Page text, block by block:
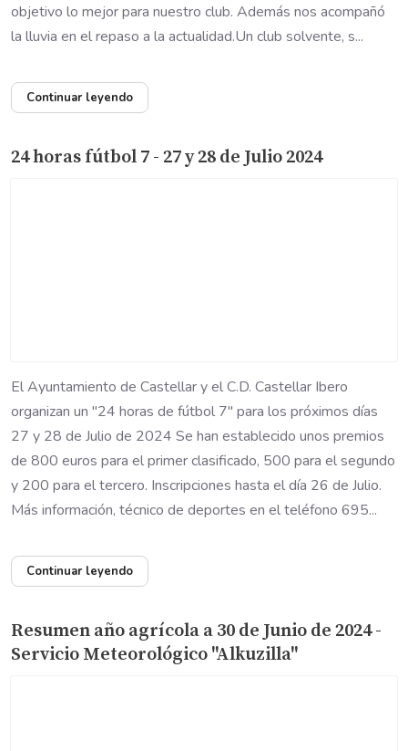
objetivo lo mejor para nuestro club. Además nos acompañó
la lluvia en el repaso a la actualidad.Un club solvente, s...
Continuar leyendo
24 horas fútbol 7 - 27 y 28 de Julio 2024
El Ayuntamiento de Castellar y el C.D. Castellar Ibero
organizan un "24 horas de fútbol 7" para los próximos días
27 y 28 de Julio de 2024 Se han establecido unos premios
de 800 euros para el primer clasificado, 500 para el segundo
y 200 para el tercero. Inscripciones hasta el día 26 de Julio.
Más información, técnico de deportes en el teléfono 695...
Continuar leyendo
Resumen año agrícola a 30 de Junio de 2024 -
Servicio Meteorológico "Alkuzilla"